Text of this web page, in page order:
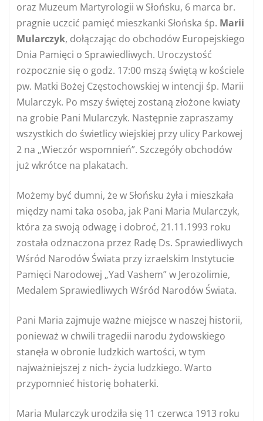
oraz Muzeum Martyrologii w Słońsku, 6 marca br.
pragnie uczcić pamięć mieszkanki Słońska śp. Marii
Mularczyk, dołączając do obchodów Europejskiego
Dnia Pamięci o Sprawiedliwych. Uroczystość
rozpocznie się o godz. 17:00 mszą świętą w kościele
pw. Matki Bożej Częstochowskiej w intencji śp. Marii
Mularczyk. Po mszy świętej zostaną złożone kwiaty
na grobie Pani Mularczyk. Następnie zapraszamy
wszystkich do świetlicy wiejskiej przy ulicy Parkowej
2 na „Wieczór wspomnień”. Szczegóły obchodów
już wkrótce na plakatach.
Możemy być dumni, że w Słońsku żyła i mieszkała
między nami taka osoba, jak Pani Maria Mularczyk,
która za swoją odwagę i dobroć, 21.11.1993 roku
została odznaczona przez Radę Ds. Sprawiedliwych
Wśród Narodów Świata przy izraelskim Instytucie
Pamięci Narodowej „Yad Vashem” w Jerozolimie,
Medalem Sprawiedliwych Wśród Narodów Świata.
Pani Maria zajmuje ważne miejsce w naszej historii,
ponieważ w chwili tragedii narodu żydowskiego
stanęła w obronie ludzkich wartości, w tym
najważniejszej z nich- życia ludzkiego. Warto
przypomnieć historię bohaterki.
Maria Mularczyk urodziła się 11 czerwca 1913 roku